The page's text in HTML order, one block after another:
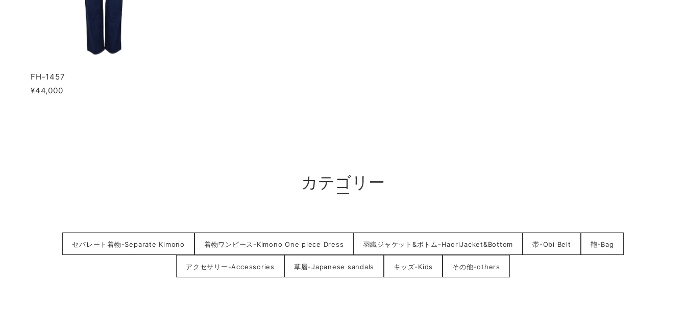
FH-1457
¥44,000
カテゴリー
セパレート着物-Separate Kimono 着物ワンピース-Kimono One piece Dress 羽織ジャケット&ボトム-HaoriJacket&Bottom 帯-Obi Belt 鞄-Bag
アクセサリー-Accessories 草履-Japanese sandals キッズ-Kids その他-others